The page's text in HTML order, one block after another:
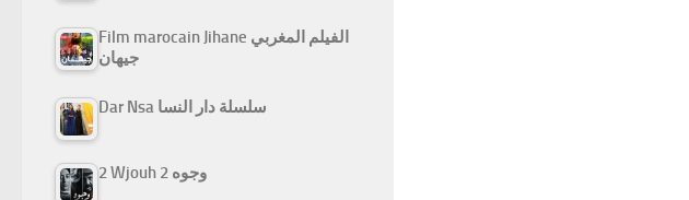
Film marocain Jihane الفيلم المغربي
جيهان
Dar Nsa سلسلة دار النسا
2 Wjouh 2 وجوه